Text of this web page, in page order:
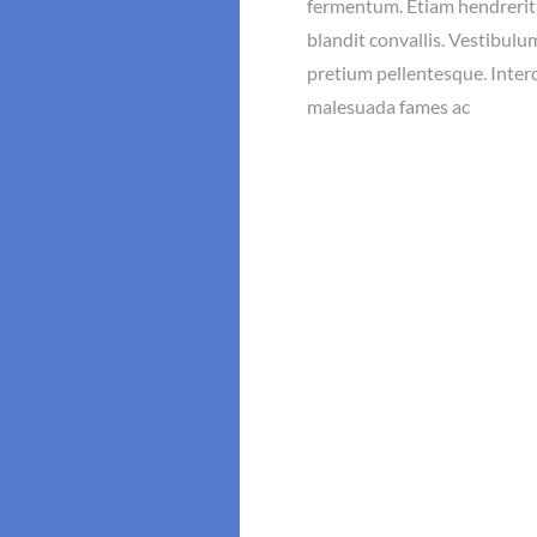
fermentum. Etiam
blandit convallis.
pretium pellentesque.
malesuada fames ac